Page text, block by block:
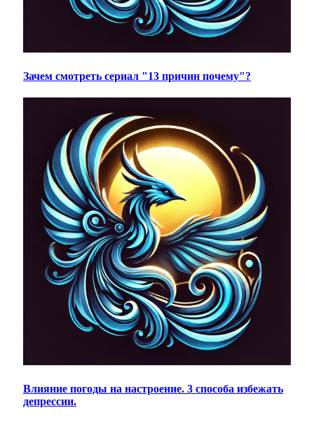
Зачем смотреть сериал "13 причин почему"?
Влияние погоды на настроение. 3 способа избежать
депрессии.